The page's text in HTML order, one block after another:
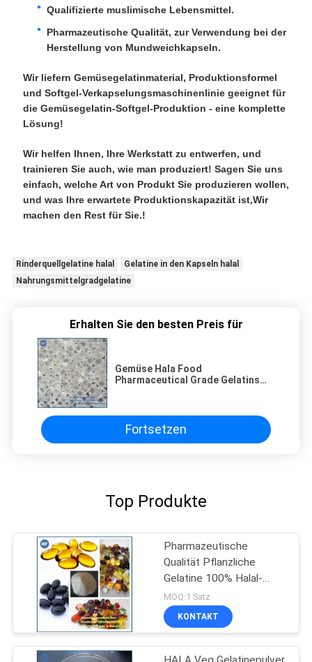
Qualifizierte muslimische Lebensmittel.
Pharmazeutische Qualität, zur Verwendung bei der
Herstellung von Mundweichkapseln.
Wir liefern Gemüsegelatinmaterial, Produktionsformel
und Softgel-Verkapselungsmaschinenlinie geeignet für
die Gemüsegelatin-Softgel-Produktion - eine komplette
Lösung!
Wir helfen Ihnen, Ihre Werkstatt zu entwerfen, und
trainieren Sie auch, wie man produziert! Sagen Sie uns
einfach, welche Art von Produkt Sie produzieren wollen,
und was Ihre erwartete Produktionskapazität ist,Wir
machen den Rest für Sie.!
Rinderquellgelatine halal
Gelatine in den Kapseln halal
Nahrungsmittelgradgelatine
Erhalten Sie den besten Preis für
Gemüse Hala Food
Pharmaceutical Grade Gelatins
Fortsetzen
Top Produkte
Pharmazeutische
Qualität Pflanzliche
Gelatine 100% Halal-
zertifiziert
MOQ:1 Satz
KONTAKT